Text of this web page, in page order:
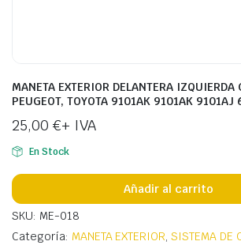
MANETA EXTERIOR DELANTERA IZQUIERDA
PEUGEOT, TOYOTA 9101AK 9101AK
25,00 €+ IVA
En Stock
Añadir al carrito
SKU: ME-018
Categoría: MANETA EXTERIOR,SISTEMA DE